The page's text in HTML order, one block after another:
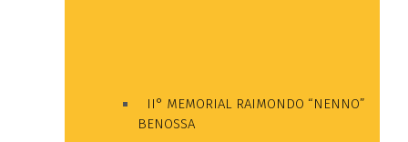
II° MEMORIAL RAIMONDO “NENNO”
BENOSSA